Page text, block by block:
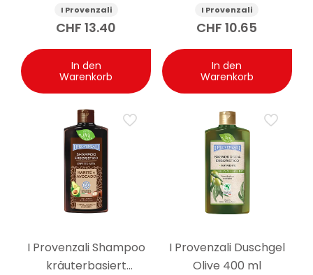
Gesichtsserum
Ligurischer Lavendel 30
I Provenzali
CHF 13.40
In den
Warenkorb
Arganöl 400 ml
I Provenzali
CHF 10.65
In den
Warenkorb
I Provenzali Shampoo
kräuterbasiert
I Provenzali Duschgel
Olive 400 ml